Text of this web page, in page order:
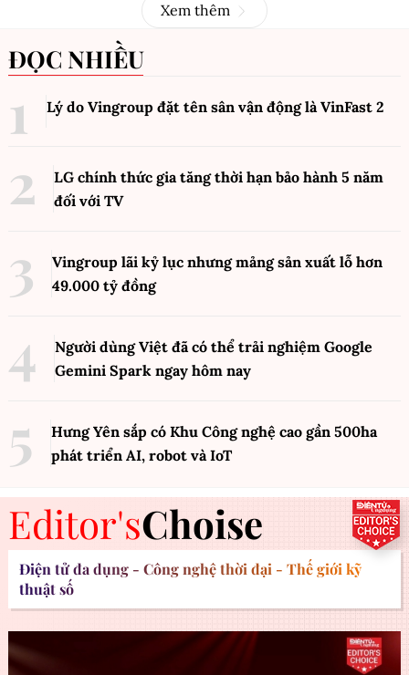
Xem thêm
ĐỌC NHIỀU
Lý do Vingroup đặt tên sân vận động là VinFast 2
LG chính thức gia tăng thời hạn bảo hành 5 năm
đối với TV
Vingroup lãi kỷ lục nhưng mảng sản xuất lỗ hơn
49.000 tỷ đồng
Người dùng Việt đã có thể trải nghiệm Google
Gemini Spark ngay hôm nay
Hưng Yên sắp có Khu Công nghệ cao gần 500ha
phát triển AI, robot và IoT
Editor'sChoise
Điện tử đa dụng - Công nghệ thời đại - Thế giới kỹ
thuật số